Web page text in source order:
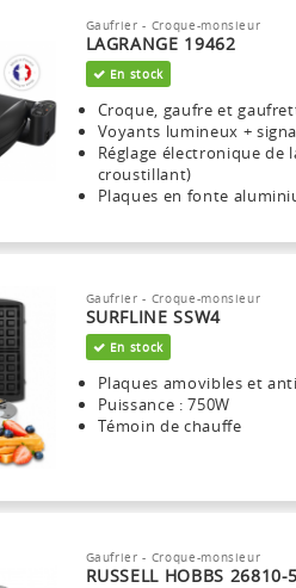
Gaufrier - Croque-monsieur
LAGRANGE 19462
En stock
Croque, gaufre et
Voyants lumineux +
Réglage électronique
croustillant)
Plaques en fonte
Gaufrier - Croque-monsieur
SURFLINE SSW4
En stock
Plaques amovibles et
Puissance : 750W
Témoin de chauffe
Gaufrier - Croque-monsieur
RUSSELL HOBBS 26810-